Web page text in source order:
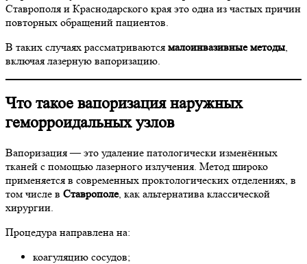
Ставрополя и Краснодарского края это одна из частых причин
повторных обращений пациентов.
В таких случаях рассматриваются малоинвазивные методы,
включая лазерную вапоризацию.
Что такое вапоризация наружных
геморроидальных узлов
Вапоризация — это удаление патологически изменённых
тканей с помощью лазерного излучения. Метод широко
применяется в современных проктологических отделениях, в
том числе в Ставрополе, как альтернатива классической
хирургии.
Процедура направлена на:
коагуляцию сосудов;